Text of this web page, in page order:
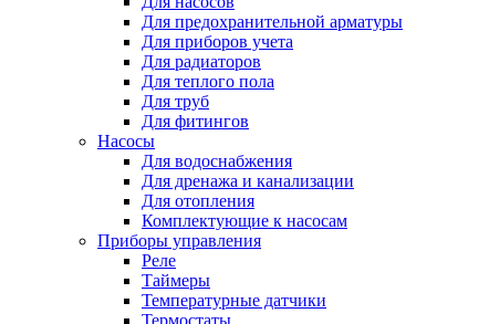
Для предохранительной арматуры
Для приборов учета
Для радиаторов
Для теплого пола
Для труб
Для фитингов
Насосы
Для водоснабжения
Для дренажа и канализации
Для отопления
Комплектующие к насосам
Приборы управления
Реле
Таймеры
Температурные датчики
Термостаты